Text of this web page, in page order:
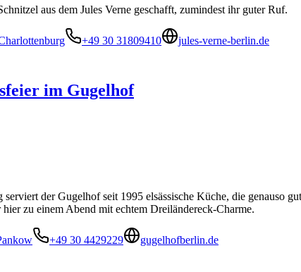
aus dem Jules Verne geschafft, zumindest ihr guter Ruf.
+49 30 31809410
jules-verne-berlin.de
im Gugelhof
der Gugelhof seit 1995 elsässische Küche, die genauso
zu einem Abend mit echtem Dreiländereck-Charme.
+49 30 4429229
gugelhofberlin.de